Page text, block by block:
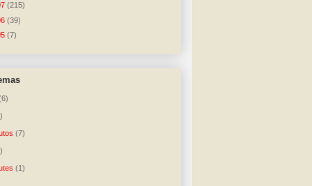
(215)
(39)
(7)
(7)
(1)